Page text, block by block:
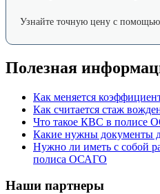
Узнайте точную цену с помощью
Полезная
Как меняется
Как считается стаж
Что такое КВС в полисе
Какие нужны документы
Нужно ли иметь с собой
полиса ОСАГО
Наши партнеры